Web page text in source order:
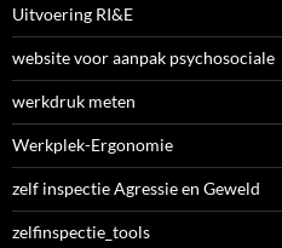
Uitvoering RI&E
website voor aanpak psychosociale
werkdruk meten
Werkplek-Ergonomie
zelf inspectie Agressie en Geweld
zelfinspectie_tools